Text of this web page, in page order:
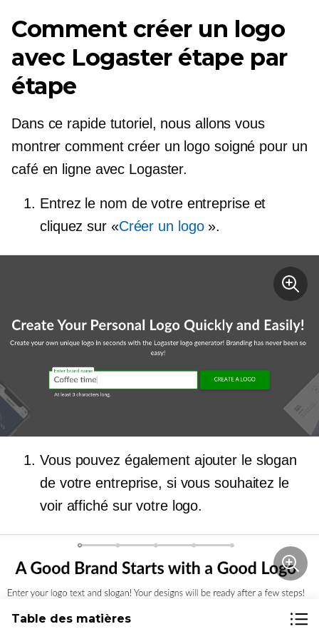
Comment créer un logo
avec Logaster étape par
étape
Dans ce rapide tutoriel, nous allons vous
montrer comment créer un logo soigné pour un
café en ligne avec Logaster.
Entrez le nom de votre entreprise et
cliquez sur «Créer un logo».
Vous pouvez également ajouter le slogan
de votre entreprise, si vous souhaitez le
voir affiché sur votre logo.
Table des matières